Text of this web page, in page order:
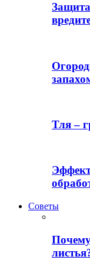
Защита
Тля –
Советы